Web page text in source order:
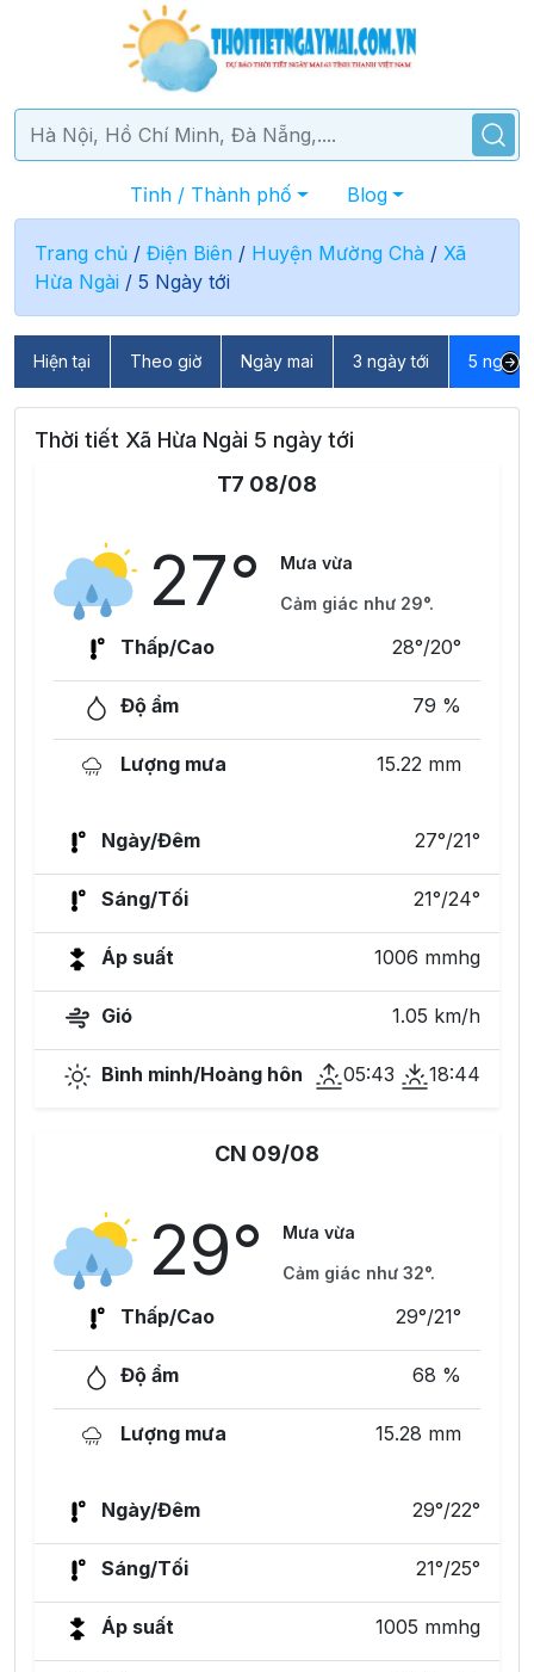
Tỉnh / Thành phố Blog
Trang chủ / Điện Biên / Huyện Mường Chà / Xã
Hừa Ngài / 5 Ngày tới
Hiện tại Theo giờ Ngày mai 3 ngày tới 5 ngày
Thời tiết Xã Hừa Ngài 5 ngày tới
T7 08/08
27°
Mưa vừa
Cảm giác như 29°.
Thấp/Cao 28°/20°
Độ ẩm 79 %
Lượng mưa 15.22 mm
Ngày/Đêm 27°/21°
Sáng/Tối 21°/24°
Áp suất 1006 mmhg
Gió 1.05 km/h
Bình minh/Hoàng hôn 05:43 18:44
CN 09/08
29°
Mưa vừa
Cảm giác như 32°.
Thấp/Cao 29°/21°
Độ ẩm 68 %
Lượng mưa 15.28 mm
Ngày/Đêm 29°/22°
Sáng/Tối 21°/25°
Áp suất 1005 mmhg